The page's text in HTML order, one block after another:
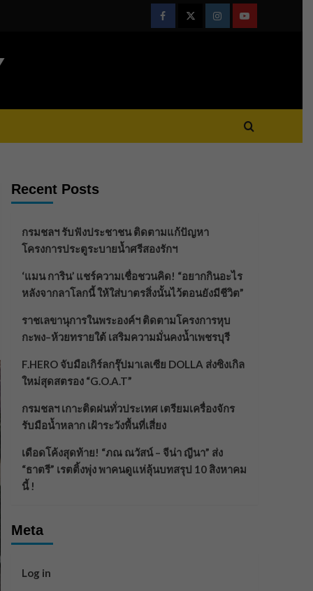
FacebookTwitterInstagramYoutube
Recent Posts
กรมชลฯ รับฟังประชาชน ติดตามแก้ปัญหา
โครงการประตูระบายน้ำศรีสองรักฯ
‘แมน การิน’ แชร์ความเชื่อชวนคิด! “อยากกินอะไร
หลังจากลาโลกนี้ ให้ใส่บาตรสิ่งนั้นไว้ตอนยังมีชีวิต”
ราชเลขานุการในพระองค์ฯ ติดตามโครงการหุบ
กะพง–ห้วยทรายใต้ เสริมความมั่นคงน้ำเพชรบุรี
F.HERO จับมือเกิร์ลกรุ๊ปมาเลเซีย DOLLA ส่งซิงเกิล
ใหม่สุดสตรอง “G.O.A.T”
กรมชลฯ เกาะติดฝนทั่วประเทศ เตรียมเครื่องจักร
รับมือน้ำหลาก เฝ้าระวังพื้นที่เสี่ยง
เดือดโค้งสุดท้าย! “ภณ ณวัสน์ – จีน่า ญีนา” ส่ง
“ธาตรี” เรตติ้งพุ่ง พาคนดูแห่ลุ้นบทสรุป 10 สิงหาคม
นี้ !
Meta
Log in